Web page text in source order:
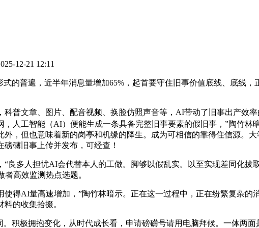
12-21 12:11
普遍，近半年消息量增加65%，起首要守住旧事价值底线、底线，
文章、图片、配音视频、换脸仿照声音等，AI带动了旧事出产效
人工智能（AI）便能生成一条具备完整旧事要素的假旧事，”陶竹
，但也意味着新的岗亭和机缘的降生。成为可相信的靠得住信源。
礴旧事上传并发布，可经查！
多人担忧AI会代替本人的工做。脚够以假乱实。以至实现差同化拔
高效监测热点选题。
AI量高速增加，”陶竹林暗示。正在这一过程中，正在纷繁复杂的
的收集拾掇。
极拥抱变化，从时代成长看，申请磅礴号请用电脑拜候。一体两面